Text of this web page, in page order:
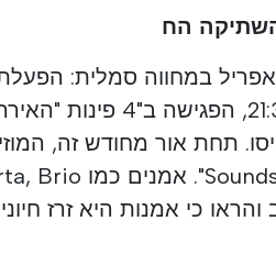
השתיקה הח
החלו בליל ה -24 באפריל במחווה
ברואה דירייטה. בשעה
תחת אור מחודש זה,